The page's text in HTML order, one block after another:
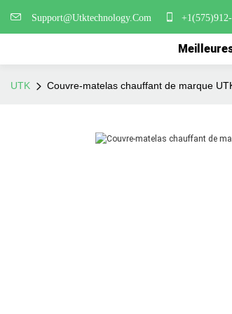
Support@Utktechnology.Com
UTK Couvre-matelas chauffant de marque